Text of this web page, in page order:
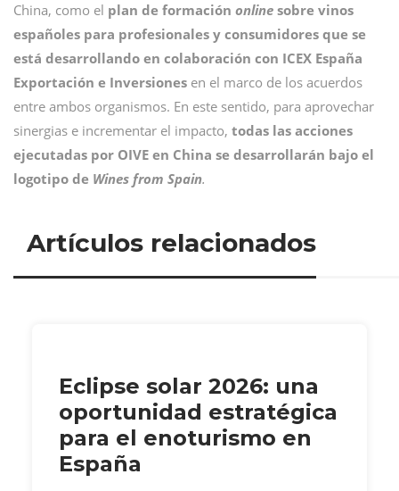
China, como el plan de formación online sobre vinos
españoles para profesionales y consumidores que se
está desarrollando en colaboración con ICEX España
Exportación e Inversiones en el marco de los acuerdos
entre ambos organismos. En este sentido, para aprovechar
sinergias e incrementar el impacto, todas las acciones
ejecutadas por OIVE en China se desarrollarán bajo el
logotipo de Wines from Spain.
Artículos relacionados
Eclipse solar 2026: una
oportunidad estratégica
para el enoturismo en
España